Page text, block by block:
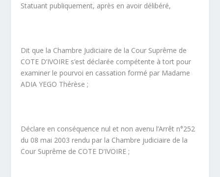
Statuant publiquement, après en avoir délibéré,
Dit que la Chambre Judiciaire de la Cour Suprême de
COTE D’IVOIRE s’est déclarée compétente à tort pour
examiner le pourvoi en cassation formé par Madame
ADIA YEGO Thérèse ;
Déclare en conséquence nul et non avenu l’Arrêt n°252
du 08 mai 2003 rendu par la Chambre judiciaire de la
Cour Suprême de COTE D’IVOIRE ;